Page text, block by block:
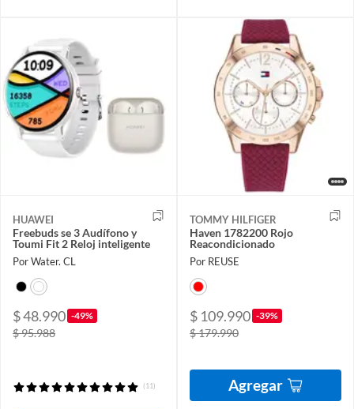
HUAWEI
Freebuds se 3 Audífono y
Toumi Fit 2 Reloj inteligente
Por Water. CL
$ 48.990 -49%
$ 95.988
(11)
TOMMY HILFIGER
Haven 1782200 Rojo
Reacondicionado
Por REUSE
$ 109.990 -39%
$ 179.990
Agregar